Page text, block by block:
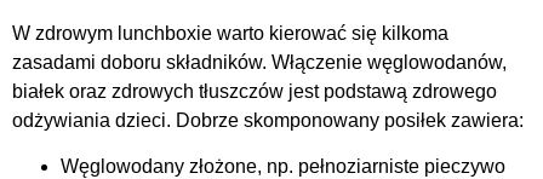
W zdrowym lunchboxie warto kierować się kilkoma
zasadami doboru składników. Włączenie węglowodanów,
białek oraz zdrowych tłuszczów jest podstawą zdrowego
odżywiania dzieci. Dobrze skomponowany posiłek zawiera:
Węglowodany złożone, np. pełnoziarniste pieczywo